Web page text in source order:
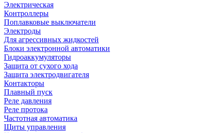
Электрическая
Контроллеры
Поплавковые выключатели
Электроды
Для агрессивных жидкостей
Блоки электронной автоматики
Гидроаккумуляторы
Защита от сухого хода
Защита электродвигателя
Контакторы
Плавный пуск
Реле давления
Реле протока
Частотная автоматика
Щиты управления